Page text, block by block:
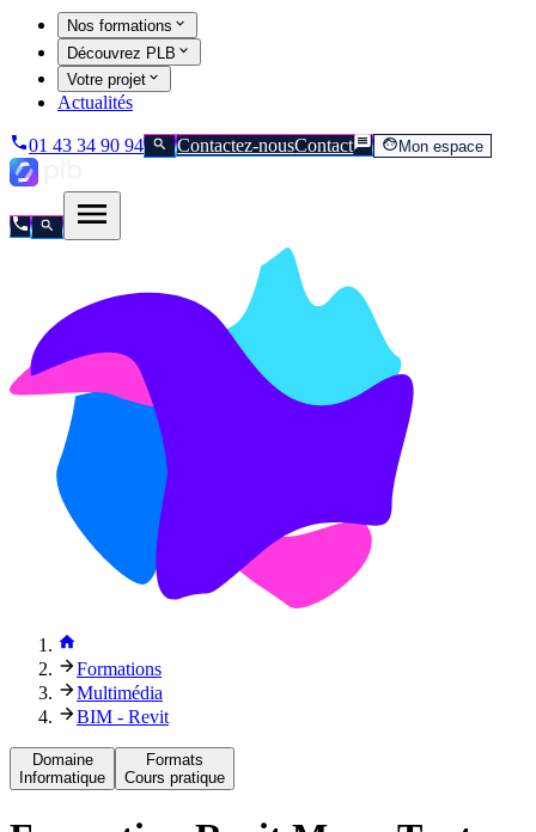
Nos formations
Découvrez PLB
Votre projet
Actualités
01 43 34 90 94 Contactez-nousContact Mon espace
Formations
Multimédia
BIM - Revit
Domaine
Informatique
Formats
Cours pratique